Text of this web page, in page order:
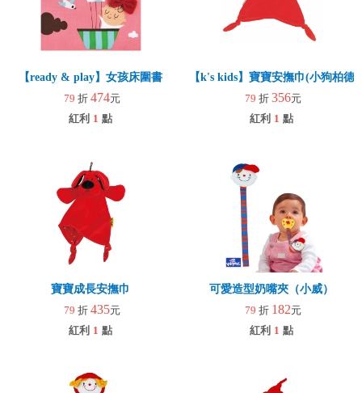
【ready & play】女孩床圍書
79 折 474元
紅利 1 點
【k's kids】寶寶安撫巾(小狗柏德
79 折 356元
紅利 1 點
寶寶成長安撫巾
79 折 435元
紅利 1 點
可愛造型奶嘴夾（小威）
79 折 182元
紅利 1 點